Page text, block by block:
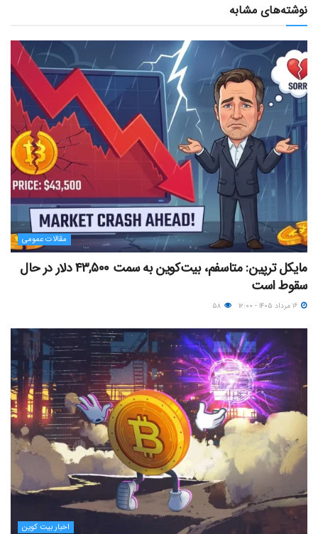
نوشته‌های مشابه
مقالات عمومی
مایکل ترپین: متاسفم، بیت‌کوین به سمت ۴۳,۵۰۰ دلار در حال
سقوط است
اخبار بیت کوین